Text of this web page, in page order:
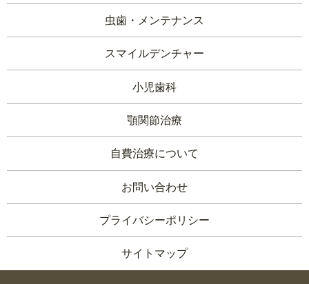
虫歯・メンテナンス
スマイルデンチャー
小児歯科
顎関節治療
自費治療について
お問い合わせ
プライバシーポリシー
サイトマップ